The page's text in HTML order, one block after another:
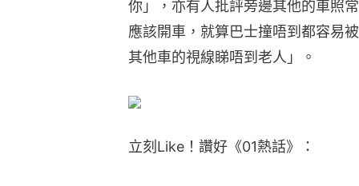
你」，亦有人批評旁邊其他的車照
應該開車，就算巴士撞唔到都容易
其他車的視線睇唔到老人」。
立刻Like！讚好《01熱話》：